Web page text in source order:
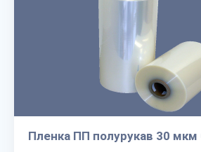
Пленка ПП полурукав 30 мкм